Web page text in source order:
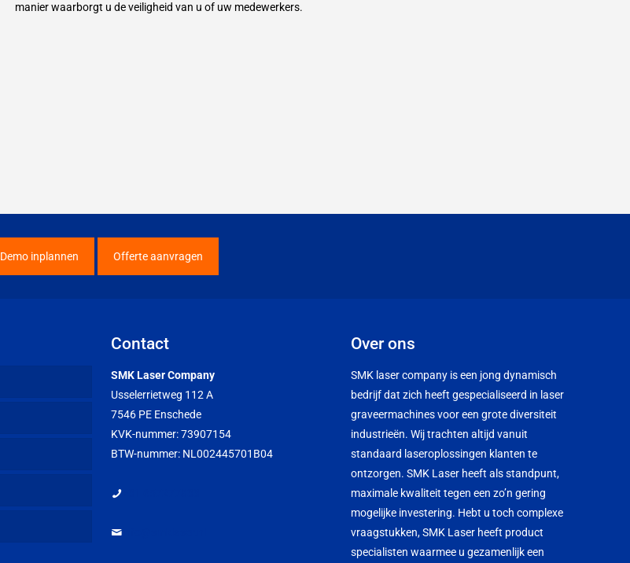
manier waarborgt u de veiligheid van u of uw medewerkers.
Demo inplannen Offerte aanvragen
Contact
SMK Laser Company
Usselerrietweg 112 A
7546 PE Enschede
KVK-nummer: 73907154
BTW-nummer: NL002445701B04
Over ons
SMK laser company is een jong dynamisch
bedrijf dat zich heeft gespecialiseerd in laser
graveermachines voor een grote diversiteit
industrieën. Wij trachten altijd vanuit
standaard laseroplossingen klanten te
ontzorgen. SMK Laser heeft als standpunt,
maximale kwaliteit tegen een zo’n gering
mogelijke investering. Hebt u toch complexe
vraagstukken, SMK Laser heeft product
specialisten waarmee u gezamenlijk een